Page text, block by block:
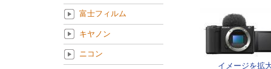
イメージを拡
富士フィルム
キヤノン
ニコン